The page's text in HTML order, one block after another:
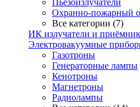
Пьезоизлучатели
Охранно-пожарный
Все категории (7)
ИК излучатели и
Электровакуумные
Газотроны
Генераторные лампы
Кенотроны
Магнетроны
Радиолампы